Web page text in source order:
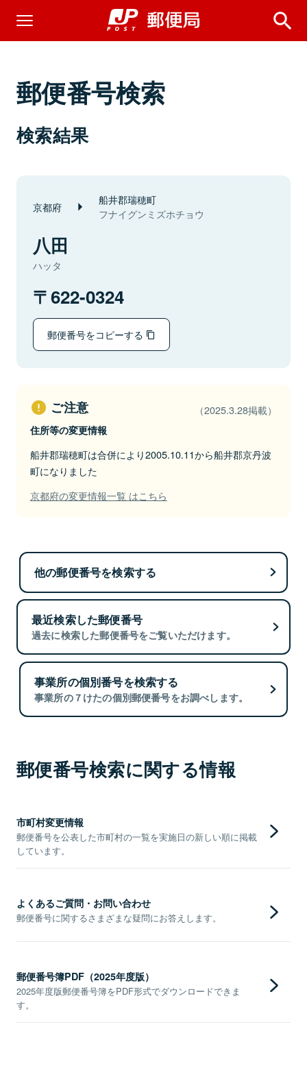
郵便番号検索
検索結果
京都府 船井郡瑞穂町
フナイグンミズホチョウ
八田
ハッタ
622-0324
郵便番号をコピーする
ご注意 （2025.3.28掲載）
住所等の変更情報
船井郡瑞穂町は合併により2005.10.11から船井郡京丹波
町になりました
京都府の変更情報一覧 はこちら
他の郵便番号を検索する
最近検索した郵便番号
過去に検索した郵便番号をご覧いただけます。
事業所の個別番号を検索する
事業所の７けたの個別郵便番号をお調べします。
郵便番号検索に関する情報
市町村変更情報
郵便番号を公表した市町村の一覧を実施日の新しい順に掲載
しています。
よくあるご質問・お問い合わせ
郵便番号に関するさまざまな疑問にお答えします。
郵便番号簿PDF（2025年度版）
2025年度版郵便番号簿をPDF形式でダウンロードできま
す。